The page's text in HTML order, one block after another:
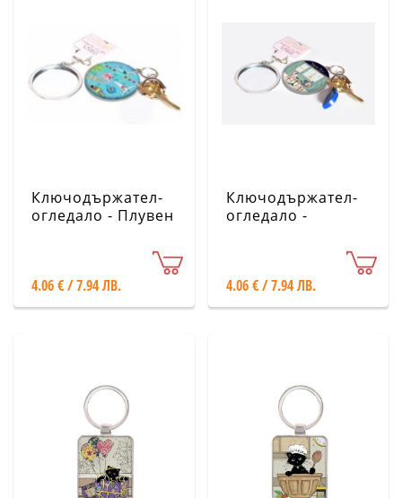
Ключодържател-
огледало - Плувен
4.06 € / 7.94 ЛВ.
Ключодържател-
огледало -
4.06 € / 7.94 ЛВ.